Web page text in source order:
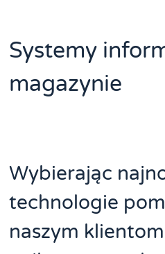
Systemy
magazynie
Wybierając
technologie
naszym